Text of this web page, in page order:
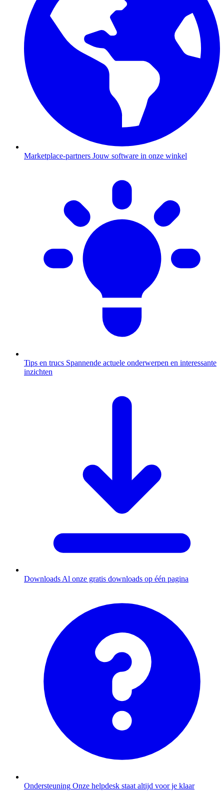
Marketplace-partners Jouw software in onze winkel
Tips en trucs Spannende actuele onderwerpen en interessante
inzichten
Downloads Al onze gratis downloads op één pagina
Ondersteuning Onze helpdesk staat altijd voor je klaar